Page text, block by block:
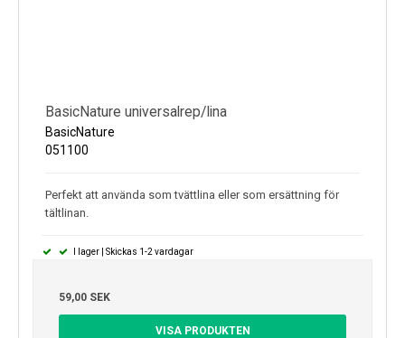
BasicNature universalrep/lina
BasicNature
051100
Perfekt att använda som tvättlina eller som ersättning för
tältlinan.
I lager | Skickas 1-2 vardagar
59,00 SEK
VISA PRODUKTEN